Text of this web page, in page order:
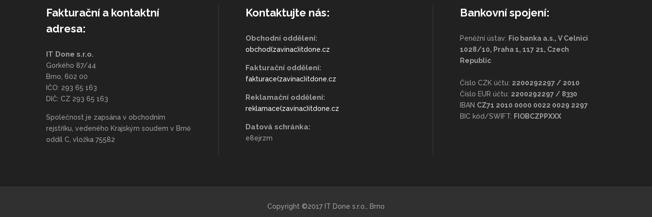
Fakturační a kontaktní
adresa:
IT Done s.r.o.
Gorkého 87/44
Brno, 602 00
IČO: 293 65 163
DIČ: CZ 293 65 163
Společnost je zapsána v obchodním
rejstříku, vedeného Krajským soudem v Brně
oddíl C, vložka 75582
Kontaktujte nás:
Obchodní oddělení:
obchod(zavinac)itdone.cz
Fakturační oddělení:
fakturace(zavinac)itdone.cz
Reklamační oddělení:
reklamace(zavinac)itdone.cz
Datová schránka:
e8ejrzm
Bankovní spojení:
Peněžní ústav: Fio banka a.s., V Celnici
1028/10, Praha 1, 117 21, Czech
Republic
Číslo CZK účtu: 2200292297 / 2010
Číslo EUR účtu: 2200292297 / 8330
IBAN CZ71 2010 0000 0022 0029 2297
BIC kód/SWIFT: FIOBCZPPXXX
Copyright ©2017 IT Done s.r.o., Brno